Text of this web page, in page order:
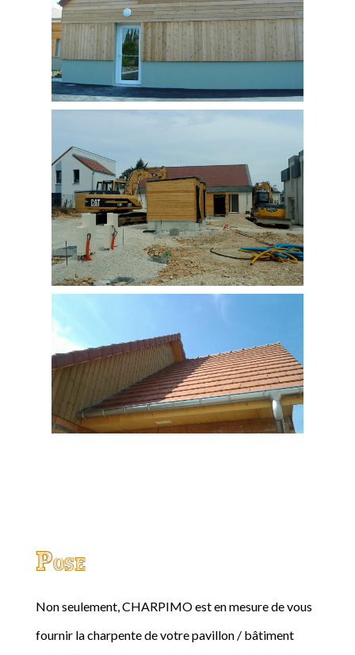
Pose
Non seulement, CHARPIMO est en mesure de vous
fournir la charpente de votre pavillon / bâtiment